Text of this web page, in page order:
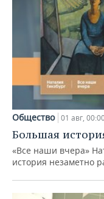
Общество 01 авг,
Большая
«Все наши вчера»
история незаметно